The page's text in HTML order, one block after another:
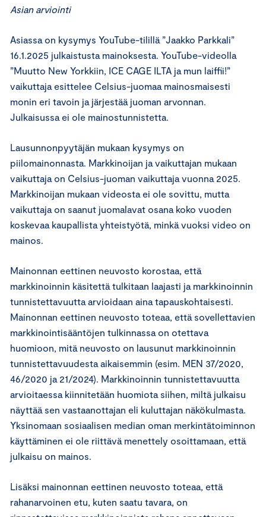
Asian arviointi
Asiassa on kysymys YouTube-tilillä ”Jaakko Parkkali”
16.1.2025 julkaistusta mainoksesta. YouTube-videolla
”Muutto New Yorkkiin, ICE CAGE ILTA ja mun laiffii!”
vaikuttaja esittelee Celsius-juomaa mainosmaisesti
monin eri tavoin ja järjestää juoman arvonnan.
Julkaisussa ei ole mainostunnistetta.
Lausunnonpyytäjän mukaan kysymys on
piilomainonnasta. Markkinoijan ja vaikuttajan mukaan
vaikuttaja on Celsius-juoman vaikuttaja vuonna 2025.
Markkinoijan mukaan videosta ei ole sovittu, mutta
vaikuttaja on saanut juomalavat osana koko vuoden
koskevaa kaupallista yhteistyötä, minkä vuoksi video on
mainos.
Mainonnan eettinen neuvosto korostaa, että
markkinoinnin käsitettä tulkitaan laajasti ja markkinoinnin
tunnistettavuutta arvioidaan aina tapauskohtaisesti.
Mainonnan eettinen neuvosto toteaa, että sovellettavien
markkinointisääntöjen tulkinnassa on otettava
huomioon, mitä neuvosto on lausunut markkinoinnin
tunnistettavuudesta aikaisemmin (esim. MEN 37/2020,
46/2020 ja 21/2024). Markkinoinnin tunnistettavuutta
arvioitaessa kiinnitetään huomiota siihen, miltä julkaisu
näyttää sen vastaanottajan eli kuluttajan näkökulmasta.
Yksinomaan sosiaalisen median oman merkintätoiminnon
käyttäminen ei ole riittävä menettely osoittamaan, että
julkaisu on mainos.
Lisäksi mainonnan eettinen neuvosto toteaa, että
rahanarvoinen etu, kuten saatu tavara, on